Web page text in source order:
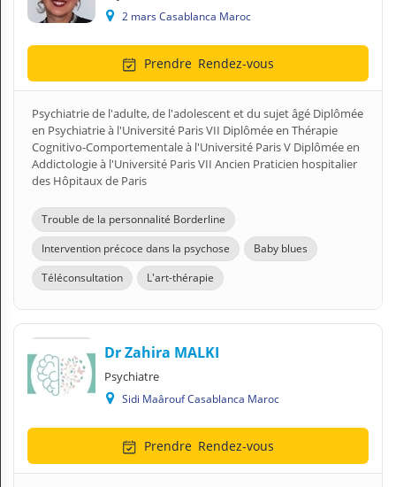
2 mars Casablanca Maroc
Prendre Rendez-vous
Psychiatrie de l'adulte, de l'adolescent et du sujet âgé Diplômée
en Psychiatrie à l'Université Paris VII Diplômée en Thérapie
Cognitivo-Comportementale à l'Université Paris V Diplômée en
Addictologie à l'Université Paris VII Ancien Praticien hospitalier
des Hôpitaux de Paris
Trouble de la personnalité Borderline
Intervention précoce dans la psychose
Baby blues
Téléconsultation
L'art-thérapie
Dr Zahira MALKI
Psychiatre
Sidi Maârouf Casablanca Maroc
Prendre Rendez-vous